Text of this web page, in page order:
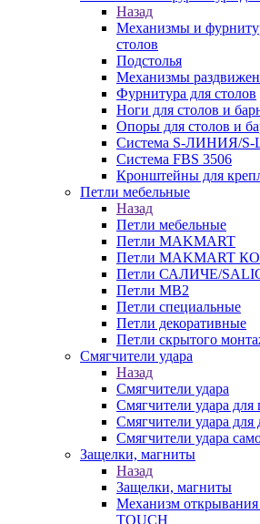
Назад
Механизмы и
столов
Подстолья
Механизмы
Фурнитура для столов
Ноги для столов и
Опоры для столов и
Система S-ЛИНИЯ/S-
Система FBS 3506
Кронштейны для
Петли мебельные
Назад
Петли мебельные
Петли MAKMART
Петли MAKMART
Петли САЛИЧЕ/
Петли MB2
Петли специальные
Петли декоративные
Петли скрытого
Смягчители удара
Назад
Смягчители удара
Смягчители удара для
Смягчители удара для
Cмягчители удара
Защелки, магниты
Назад
Защелки, магниты
Механизм
TOUCH